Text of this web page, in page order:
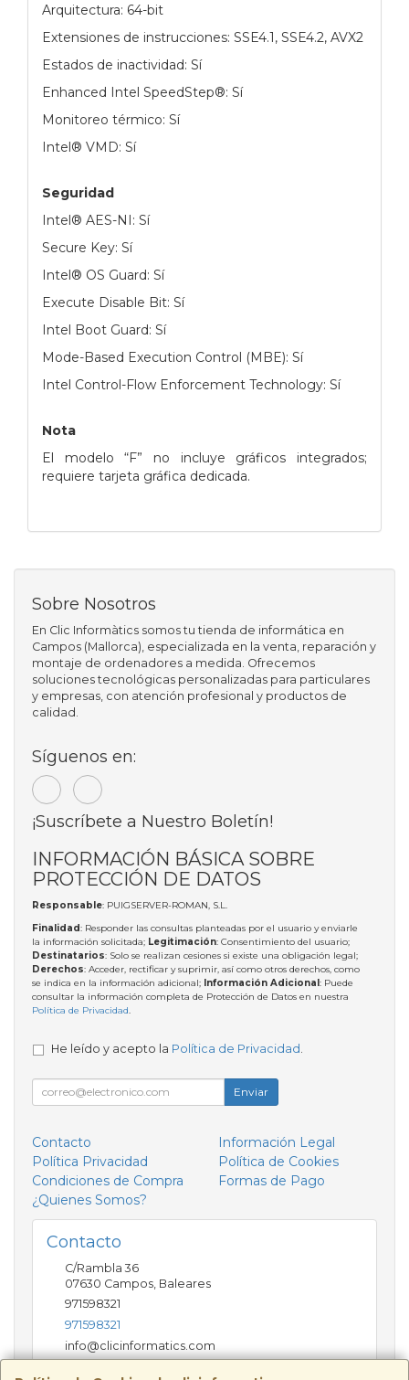
Arquitectura: 64-bit
Extensiones de instrucciones: SSE4.1, SSE4.2, AVX2
Estados de inactividad: Sí
Enhanced Intel SpeedStep®: Sí
Monitoreo térmico: Sí
Intel® VMD: Sí
Seguridad
Intel® AES-NI: Sí
Secure Key: Sí
Intel® OS Guard: Sí
Execute Disable Bit: Sí
Intel Boot Guard: Sí
Mode-Based Execution Control (MBE): Sí
Intel Control-Flow Enforcement Technology: Sí
Nota
El modelo “F” no incluye gráficos integrados;
requiere tarjeta gráfica dedicada.
Sobre Nosotros
En Clic Informàtics somos tu tienda de informática en
Campos (Mallorca), especializada en la venta, reparación y
montaje de ordenadores a medida. Ofrecemos
soluciones tecnológicas personalizadas para particulares
y empresas, con atención profesional y productos de
calidad.
Síguenos en:
¡Suscríbete a Nuestro Boletín!
INFORMACIÓN BÁSICA SOBRE
PROTECCIÓN DE DATOS
Responsable: PUIGSERVER-ROMAN, S.L.
Finalidad: Responder las consultas planteadas por el usuario y enviarle
la información solicitada; Legitimación: Consentimiento del usuario;
Destinatarios: Solo se realizan cesiones si existe una obligación legal;
Derechos: Acceder, rectificar y suprimir, así como otros derechos, como
se indica en la información adicional; Información Adicional: Puede
consultar la información completa de Protección de Datos en nuestra
Política de Privacidad.
He leído y acepto la Política de Privacidad
Enviar
Contacto
Información Legal
Política Privacidad
Política de Cookies
Condiciones de Compra
Formas de Pago
¿Quienes Somos?
Contacto
C/Rambla 36
07630 Campos Baleares
971598321
971598321
info@clicinformatics.com